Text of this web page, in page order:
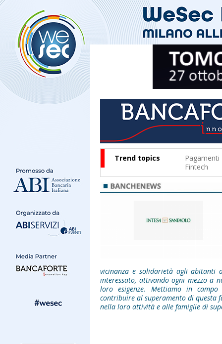
Trend topics Pagamenti
Fintech
vicinanza e solidarietà agli
interessato, attivando ogni mezzo a
loro esigenze. Mettiamo in
contribuire al superamento di questa
nella loro attività e alle famiglie di